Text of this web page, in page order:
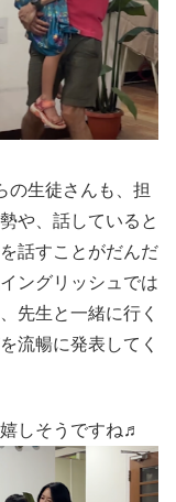
の生徒さんも、担
や、話していると
話すことがだんだ
ングリッシュでは
先生と一緒に行く
流暢に発表してく
しそうですね♬